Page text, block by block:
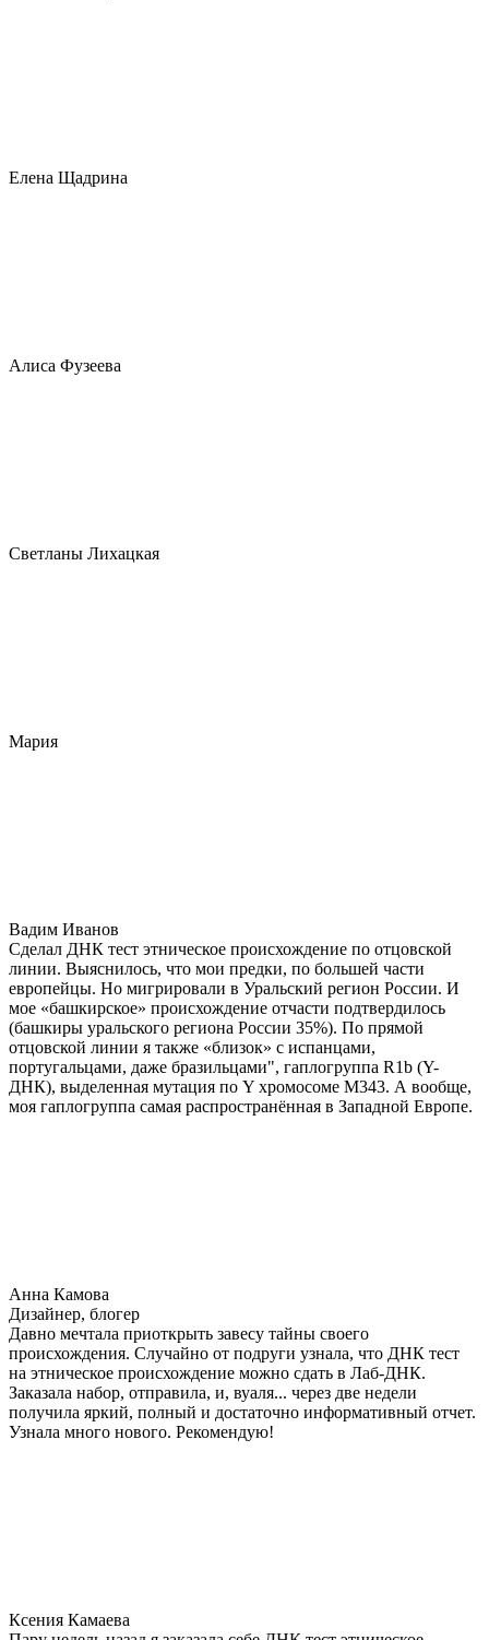
Елена Щадрина
Алиса Фузеева
Светланы Лихацкая
Мария
Вадим Иванов
Сделал ДНК тест этническое происхождение по отцовской
линии. Выяснилось, что мои предки, по большей части
европейцы. Но мигрировали в Уральский регион России. И
мое «башкирское» происхождение отчасти подтвердилось
(башкиры уральского региона России 35%). По прямой
отцовской линии я также «близок» с испанцами,
португальцами, даже бразильцами", гаплогруппа R1b (Y-
ДНК), выделенная мутация по Y хромосоме М343. А вообще,
моя гаплогруппа самая распространённая в Западной Европе.
Анна Камова
Дизайнер, блогер
Давно мечтала приоткрыть завесу тайны своего
происхождения. Случайно от подруги узнала, что ДНК тест
на этническое происхождение можно сдать в Лаб-ДНК.
Заказала набор, отправила, и, вуаля... через две недели
получила яркий, полный и достаточно информативный отчет.
Узнала много нового. Рекомендую!
Ксения Камаева